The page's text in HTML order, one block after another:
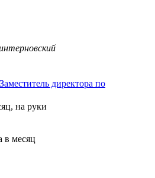
директора по
на руки
в месяц